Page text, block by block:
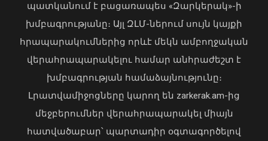
Ծաղկաձորը կընդունի շախմատի
աշխարհի դպրոցական թիմերի
առաջնության եվրոպական փուլը
06 Օգոստոս, 2026 20:58
պատկանում է բացառապես «Զարկերակ»-ի
խմբագրությանը։ Այլ ԶԼՄ-ներում սույն կայքի
հրապարակումներից որևէ մեկն ամբողջական
վերահրապարակելու համար անհրաժեշտ է
խմբագրության համաձայնությունը։
Լրատվամիջոցները կարող են zarkerak.am-ից
մեջբերումներ վերահրապարակել միայն
հատվածաբար՝ պարտադիր օգտագործելով